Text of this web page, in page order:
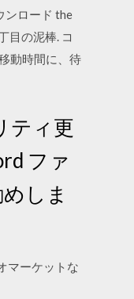
ンロード the
目の泥棒. コ
動時間に、待
ティ更
ファ
しま
マーケットな